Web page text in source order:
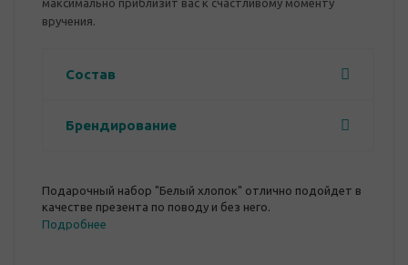
максимально приблизит вас к счастливому моменту
вручения.
Состав
Брендирование
Подарочный набор "Белый хлопок" отлично подойдет в
качестве презента по поводу и без него.
Подробнее